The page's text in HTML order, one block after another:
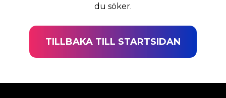
du söker.
TILLBAKA TILL STARTSIDAN